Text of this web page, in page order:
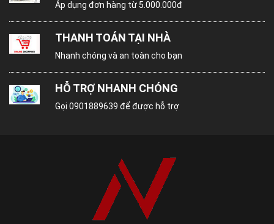
Áp dụng đơn hàng từ 5.000.000đ
THANH TOÁN TẠI NHÀ
Nhanh chóng và an toàn cho bạn
HỖ TRỢ NHANH CHÓNG
Gọi 0901889639 để được hỗ trợ